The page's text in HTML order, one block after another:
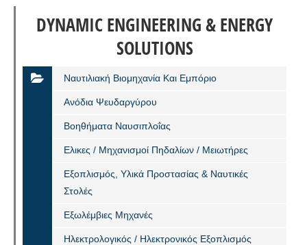
DYNAMIC ENGINEERING & ENERGY
SOLUTIONS
Ναυτιλιακή Βιομηχανία Και Εμπόριο
Ανόδια Ψευδαργύρου
Βοηθήματα Ναυσιπλοΐας
Ελικες / Μηχανισμοί Πηδαλίων / Μειωτήρες
Εξοπλισμός, Υλικά Προστασίας & Ναυτικές
Στολές
Εξωλέμβιες Μηχανές
Ηλεκτρολογικός / Ηλεκτρονικός Εξοπλισμός